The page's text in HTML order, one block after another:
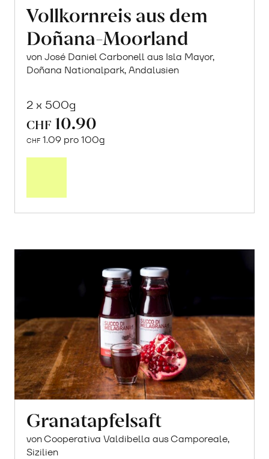
Vollkornreis aus dem
Doñana-Moorland
von José Daniel Carbonell aus Isla Mayor,
Doñana Nationalpark, Andalusien
2 x 500g
CHF 10.90
CHF 1.09 pro 100g
Granatapfelsaft
von Cooperativa Valdibella aus Camporeale,
Sizilien